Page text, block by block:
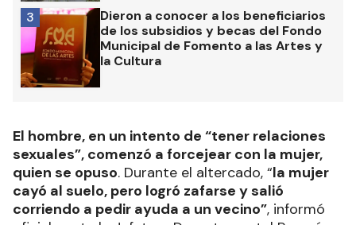
Dieron a conocer a los beneficiarios
de los subsidios y becas del Fondo
Municipal de Fomento a las Artes y
la Cultura
3
El hombre, en un intento de “tener relaciones
sexuales”, comenzó a forcejear con la mujer,
quien se opuso. Durante el altercado, “la mujer
cayó al suelo, pero logró zafarse y salió
corriendo a pedir ayuda a un vecino”, informó